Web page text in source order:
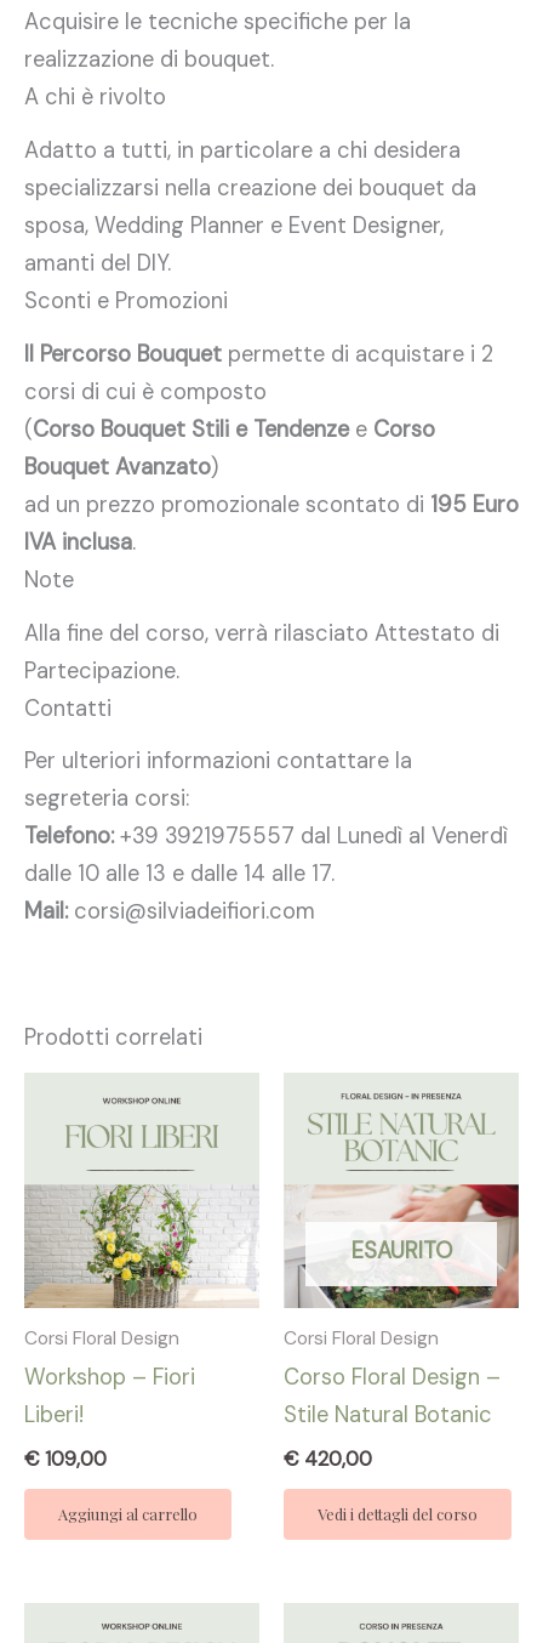
Acquisire le tecniche specifiche per la
realizzazione di bouquet.
A chi è rivolto
Adatto a tutti, in particolare a chi desidera
specializzarsi nella creazione dei bouquet da
sposa, Wedding Planner e Event Designer,
amanti del DIY.
Sconti e Promozioni
Il Percorso Bouquet permette di acquistare i 2
corsi di cui è composto
(Corso Bouquet Stili e Tendenzee Corso
Bouquet Avanzato)
ad un prezzo promozionale scontato di 195 Euro
IVA inclusa.
Note
Alla fine del corso, verrà rilasciato Attestato di
Partecipazione.
Contatti
Per ulteriori informazioni contattare la
segreteria corsi:
Telefono:+39 3921975557 dal Lunedì al Venerdì
dalle 10 alle 13 e dalle 14 alle 17.
Mail:corsi@silviadeifiori.com
Prodotti correlati
Corsi Floral Design
Workshop – Fiori
Liberi!
€109,00
Aggiungi al carrello
ESAURITO
Corsi Floral Design
Corso Floral Design –
Stile Natural Botanic
€ 420,00
Vedi i dettagli del corso